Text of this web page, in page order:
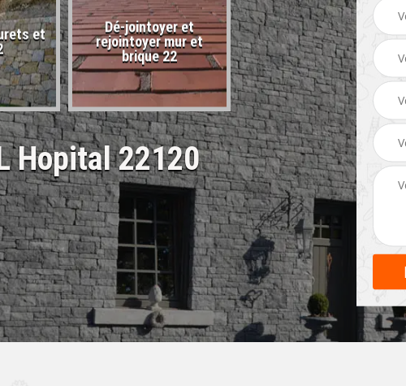
et
Dé-jointoyer et
rejointoyer mur et
brique 22
Entreprise de carreleur
22
Hopital 22120